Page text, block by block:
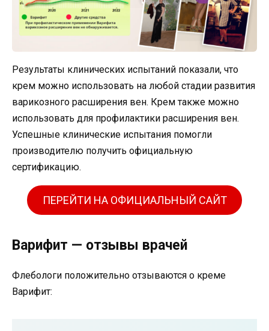
Результаты клинических испытаний показали, что
крем можно использовать на любой стадии развития
варикозного расширения вен. Крем также можно
использовать для профилактики расширения вен.
Успешные клинические испытания помогли
производителю получить официальную
сертификацию.
ПЕРЕЙТИ НА ОФИЦИАЛЬНЫЙ САЙТ
Варифит — отзывы врачей
Флебологи положительно отзываются о креме
Варифит: